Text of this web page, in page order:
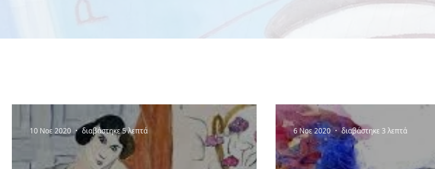
10 Νοε 2020 διαβάστηκε 5 λεπτά 6 Νοε 2020 διαβάστηκε 3 λεπτά